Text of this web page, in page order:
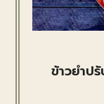
ข้าวยำป